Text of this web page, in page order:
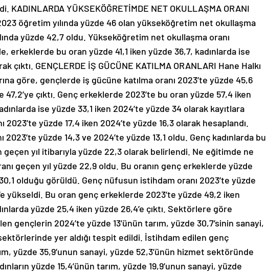
YÜKSEKÖĞRETİMDE NET OKULLAŞMA ORANI
öğretim yılında yüzde 46 olan yükseköğretim net okullaşma
yüzde 42,7 oldu. Yükseköğretim net okullaşma oranı
erkeklerde bu oran yüzde 41,1 iken yüzde 36,7, kadınlarda ise
çıktı. GENÇLERDE İŞ GÜCÜNE KATILMA ORANLARI Hane Halkı
göre, gençlerde iş gücüne katılma oranı 2023’te yüzde 45,6
47,2’ye çıktı. Genç erkeklerde 2023’te bu oran yüzde 57,4 iken
ise yüzde 33,1 iken 2024’te yüzde 34 olarak kayıtlara
yüzde 17,4 iken 2024’te yüzde 16,3 olarak hesaplandı.
yüzde 14,3 ve 2024’te yüzde 13,1 oldu. Genç kadınlarda bu
geçen yıl itibarıyla yüzde 22,3 olarak belirlendi. Ne eğitimde ne
geçen yıl yüzde 22,9 oldu. Bu oranın genç erkeklerde yüzde
olduğu görüldü. Genç nüfusun istihdam oranı 2023’te yüzde
yükseldi. Bu oran genç erkeklerde 2023’te yüzde 49,2 iken
yüzde 25,4 iken yüzde 26,4’e çıktı. Sektörlere göre
gençlerin 2024’te yüzde 13’ünün tarım, yüzde 30,7’sinin sanayi,
yer aldığı tespit edildi. İstihdam edilen genç
yüzde 35,9’unun sanayi, yüzde 52,3’ünün hizmet sektöründe
yüzde 15,4’ünün tarım, yüzde 19,9’unun sanayi, yüzde